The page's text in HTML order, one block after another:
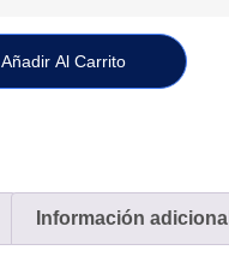
Añadir Al Carrito
Información adicional